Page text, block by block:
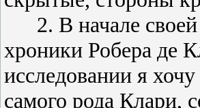
2. В начале
хроники Робера де
исследовании я
самого рода Клари,